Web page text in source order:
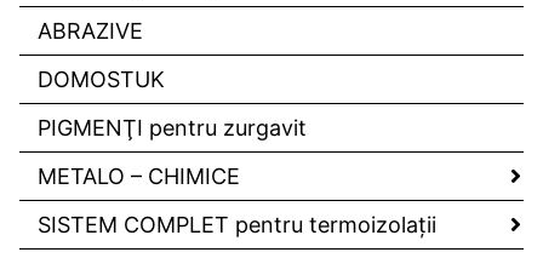
ABRAZIVE
DOMOSTUK
PIGMENŢI pentru zurgavit
METALO – CHIMICE
SISTEM COMPLET pentru termoizolaţii